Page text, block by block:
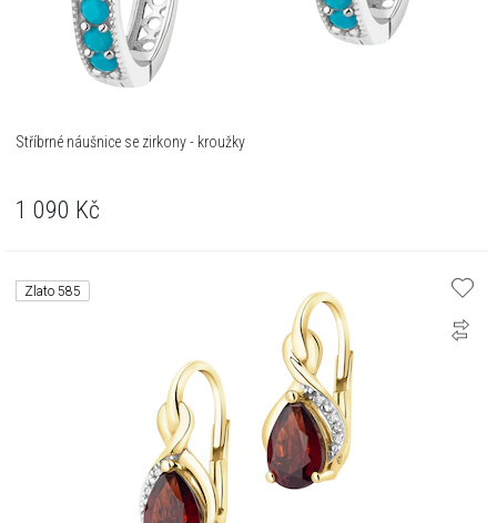
Stříbrné náušnice se zirkony - kroužky
1 090 Kč
Zlato 585